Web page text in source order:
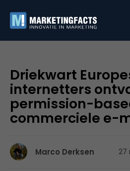
Driekwart
internetters
permission-
commerciele e-
Marco Derksen 27